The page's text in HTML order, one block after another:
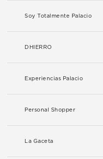
Soy Totalmente Palacio
DHIERRO
Experiencias Palacio
Personal Shopper
La Gaceta